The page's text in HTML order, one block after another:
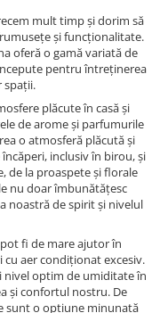
mult timp și dorim să
și funcționalitate.
oferă o gamă variată de
pentru întreținerea
spații.
plăcute în casă și
de arome și parfumurile
o atmosferă plăcută și
inclusiv în birou, și
de la proaspete și florale
nu doar îmbunătățesc
noastră de spirit și nivelul
fi de mare ajutor în
cu aer condiționat excesiv.
nivel optim de umiditate în
și confortul nostru. De
sunt o opțiune minunată